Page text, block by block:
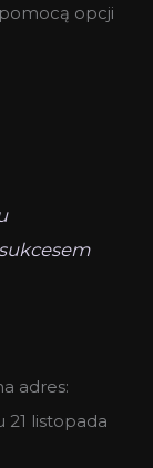
opcji
adres:
listopada